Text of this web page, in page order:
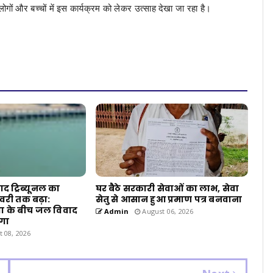
और बच्चों में इस कार्यक्रम को लेकर उत्साह देखा जा रहा है।
ट्रिब्यूनल का
तक बढ़ा:
के बीच जल विवाद
08, 2026
घर बैठे सरकारी सेवाओं का लाभ, सेवा
सेतु से आसान हुआ प्रमाण पत्र बनवाना
Admin August 06, 2026